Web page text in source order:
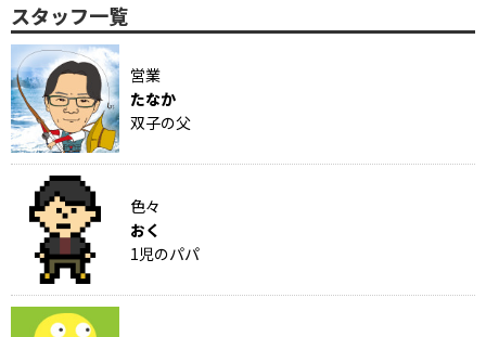
スタッフ一覧
営業
たなか
双子の父
色々
おく
1児のパパ